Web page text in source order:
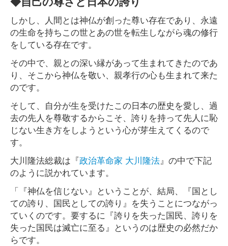
しかし、人間とは神仏が創った尊い存在であり、永遠
の生命を持ちこの世とあの世を転生しながら魂の修行
をしている存在です。
その中で、親との深い縁があって生まれてきたのであ
り、そこから神仏を敬い、親孝行の心も生まれて来た
のです。
そして、自分が生を受けたこの日本の歴史を愛し、過
去の先人を尊敬するからこそ、誇りを持って先人に恥
じない生き方をしようという心が芽生えてくるので
す。
大川隆法総裁は『政治革命家 大川隆法』の中で下記
のように説かれています。
「『神仏を信じない』ということが、結局、『国とし
ての誇り、国民としての誇り』を失うことにつながっ
ていくのです。要するに『誇りを失った国民、誇りを
失った国民は滅亡に至る』というのは歴史の必然だか
らです。